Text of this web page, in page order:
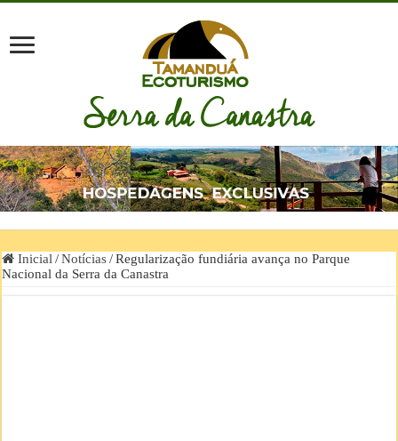
Inicial / Notícias / Regularização fundiária avança no Parque
Nacional da Serra da Canastra